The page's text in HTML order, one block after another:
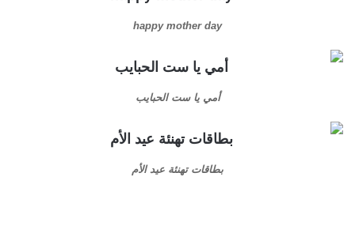
happy mother day
أمي يا ست الحبايب
بطاقات تهنئة عيد الأم